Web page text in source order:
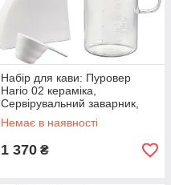
Набір для кави: Пуровер
Hario 02 кераміка,
Сервірувальний заварник,
Фільтри, BVD-3012-GR
Немає в наявності
1 370 ₴